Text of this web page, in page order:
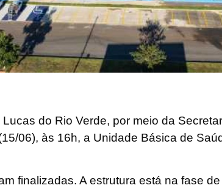
Lucas do Rio Verde, por meio da
06), às 16h, a Unidade Básica de
finalizadas. A estrutura está na fase